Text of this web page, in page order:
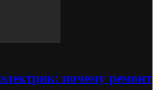
почему ремонт